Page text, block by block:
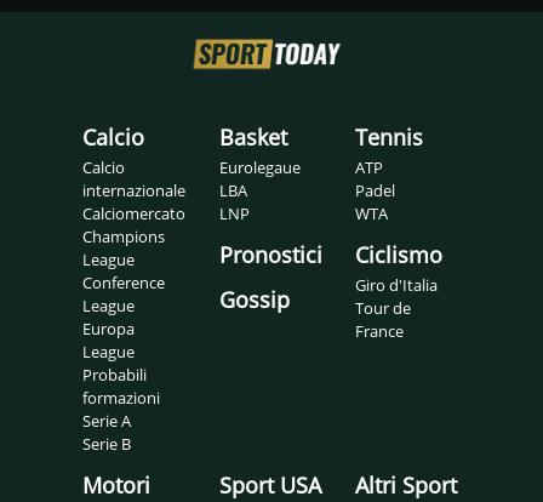
Calcio
Calcio
internazionale
Calciomercato
Champions
League
Conference
League
Europa
League
Probabili
formazioni
Serie A
Serie B
Basket
Eurolegaue
LBA
LNP
Pronostici
Gossip
Tennis
ATP
Padel
WTA
Ciclismo
Giro d'Italia
Tour de
France
Motori Sport USA Altri Sport